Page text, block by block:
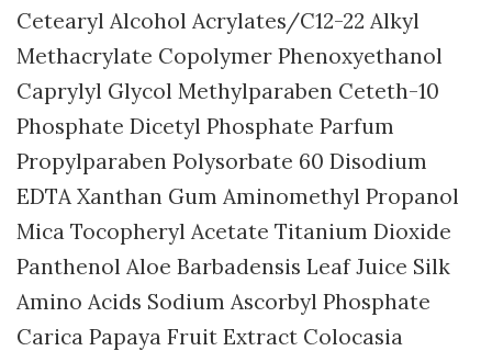
Cetearyl Alcohol Acrylates/C12-22 Alkyl
Methacrylate Copolymer Phenoxyethanol
Caprylyl Glycol Methylparaben Ceteth-10
Phosphate Dicetyl Phosphate Parfum
Propylparaben Polysorbate 60 Disodium
EDTA Xanthan Gum Aminomethyl Propanol
Mica Tocopheryl Acetate Titanium Dioxide
Panthenol Aloe Barbadensis Leaf Juice Silk
Amino Acids Sodium Ascorbyl Phosphate
Carica Papaya Fruit Extract Colocasia